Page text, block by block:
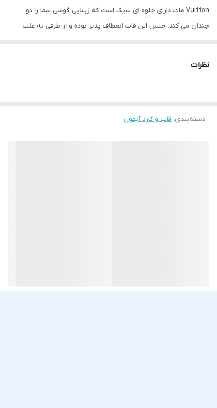
Vuitton مات دارای جلوه ای شیک است که زیبایی گوشی شما را دو
چندان می کند. جنس این قاب انعطاف پذیر بوده و از طرفی به علت
برجستگی هایی است که در هنگام استفاده از آنها راحت تر باشید.
نظرات
دسته‌بندی: قاب و گارد آیفون